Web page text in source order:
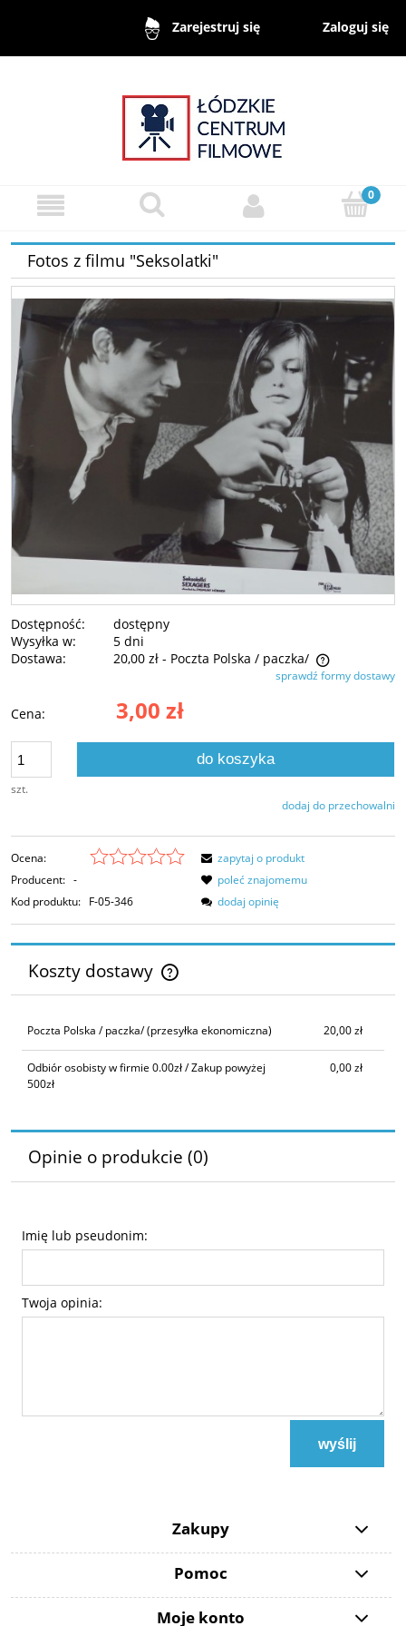
Zarejestruj się Zaloguj się
Fotos z filmu "Seksolatki"
Dostępność:
dostępny
Wysyłka w:
5 dni
Dostawa:
20,00 zł - Poczta Polska / paczka/
Cena nie zawiera ewentualnych kosztów płatnościsprawdź formy dostawy
Cena: 3,00 zł
szt.
do koszyka
dodaj do przechowalni
Ocena:
Producent: -
Kod produktu: F-05-346
zapytaj o produkt
poleć znajomemu
dodaj opinię
Koszty dostawy
Cena nie zawiera ewentualnych kosztów płatności
Poczta Polska / paczka/(przesyłka ekonomiczna) 20,00 zł
Odbiór osobisty w firmie 0.00zł / Zakup powyżej
500zł
0,00 zł
Opinie o produkcie (0)
Imię lub pseudonim:
Twoja opinia:
wyślij
Zakupy
Pomoc
Moje konto